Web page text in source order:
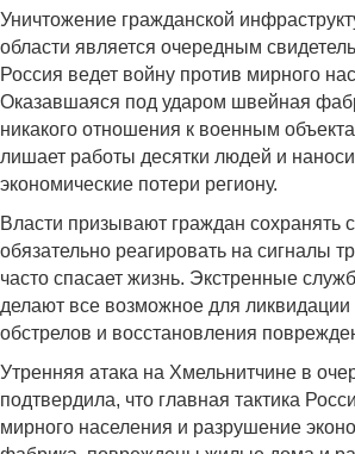
Уничтожение гражданской
области является очередным
Россия ведет войну против мирного
Оказавшаяся под ударом швейная
никакого отношения к военным
лишает работы десятки людей и
экономические потери региону.
Власти призывают граждан сохранять
обязательно реагировать на сигналы
часто спасает жизнь. Экстренные
делают все возможное для ликвидации
обстрелов и восстановления
Утренняя атака на Хмельнитчине в
подтвердила, что главная тактика
мирного населения и разрушение